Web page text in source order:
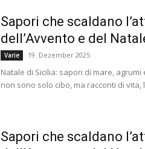
Sapori che scaldano
dell’Avvento e del
Varie 19. Dezember 2025
Natale di Sicilia: sapori di mare,
non sono solo cibo, ma racconti di vita,
Sapori che scaldano